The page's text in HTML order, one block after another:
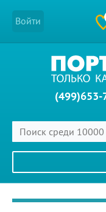
Войти
(499)653-
Главное меню